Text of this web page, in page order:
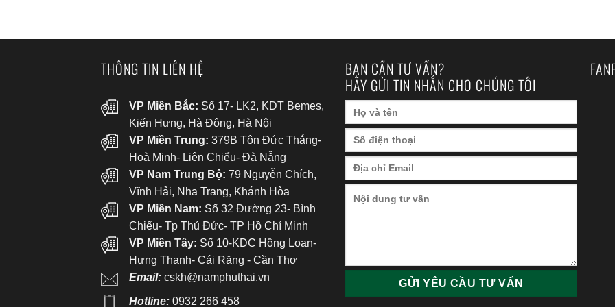
THÔNG TIN LIÊN HỆ
VP Miền Bắc: Số 17- LK2, KDT Bemes,
Kiến Hưng, Hà Đông, Hà Nội
VP Miền Trung: 379B Tôn Đức Thắng-
Hoà Minh- Liên Chiểu- Đà Nẵng
VP Nam Trung Bộ: 79 Nguyễn Chích,
Vĩnh Hải, Nha Trang, Khánh Hòa
VP Miền Nam: Số 32 Đường 23- Bình
Chiểu- Tp Thủ Đức- TP Hồ Chí Minh
VP Miền Tây: Số 10-KDC Hồng Loan-
Hưng Thạnh- Cái Răng - Cần Thơ
Email: cskh@namphuthai.vn
Hotline: 0932 266 458
BẠN CẦN TƯ VẤN?
HÃY GỬI TIN NHẮN CHO CHÚNG TÔI